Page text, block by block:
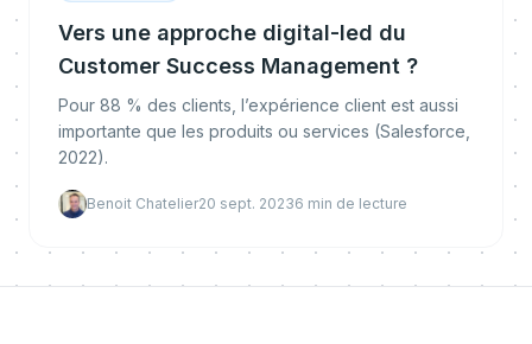
Vers une approche digital-led du
Customer Success Management ?
Pour 88 % des clients, l’expérience client est aussi
importante que les produits ou services (Salesforce,
2022).
Benoit Chatelier20 sept. 20236 min de lecture